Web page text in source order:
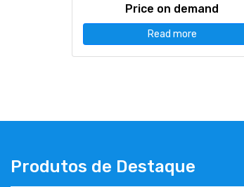
Price on demand
Read more
Produtos de Destaque